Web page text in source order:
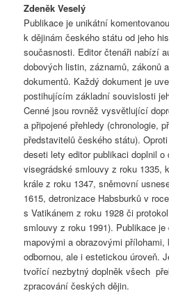
Zdeněk Veselý
Publikace je unikátní
k dějinám českého státu od jeho
současnosti. Editor čtenáři nabízí
dobových listin, záznamů, zákonů
dokumentů. Každý dokument je
postihujícím základní souvislosti
Cenné jsou rovněž vysvětlující
a připojené přehledy (chronologie,
představitelů českého státu).
deseti lety editor publikaci doplnil o
visegrádské smlouvy z roku 1335,
krále z roku 1347, sněmovní
1615, detronizace Habsburků v
s Vatikánem z roku 1928 či
smlouvy z roku 1991). Publikace
mapovými a obrazovými
odbornou, ale i estetickou úroveň.
tvořící nezbytný doplněk všech
zpracování českých dějin.